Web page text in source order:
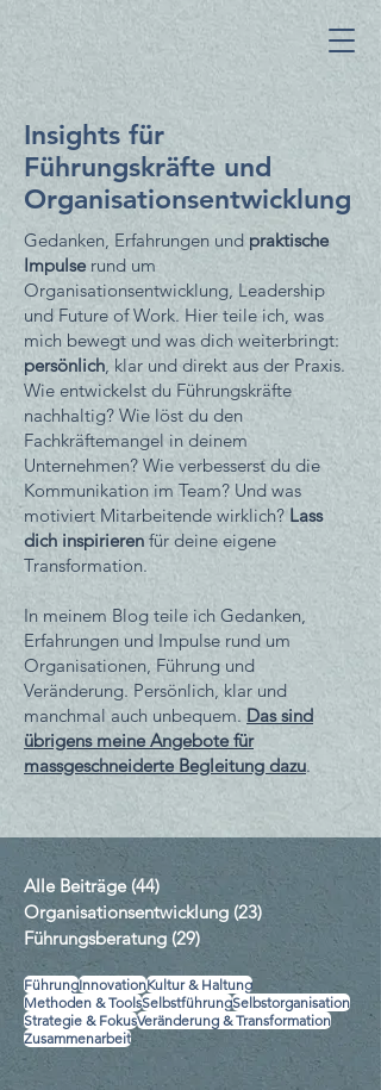
Insights für
Führungskräfte und
Organisationsentwicklung
Gedanken, Erfahrungen und praktische
Impulserund um
Organisationsentwicklung, Leadership
und Future of Work. Hier teile ich, was
mich bewegt und was dich weiterbringt:
persönlich, klar und direkt aus der Praxis.
Wie entwickelst du Führungskräfte
nachhaltig? Wie löst du den
Fachkräftemangel in deinem
Unternehmen? Wie verbesserst du die
Kommunikation im Team? Und was
motiviert Mitarbeitende wirklich?Lass
dich inspirieren für deine eigene
Transformation.
In meinem Blog teile ich Gedanken,
Erfahrungen und Impulse rund um
Organisationen, Führung und
Veränderung. Persönlich, klar und
manchmal auch unbequem. Das sind
übrigens meine Angebote für
massgeschneiderte Begleitung dazu.
Alle Beiträge (44) 44 Beiträge
Organisationsentwicklung (23) 23 Beiträge
Führungsberatung (29) 29 Beiträge
FührungInnovationKultur & Haltung
Methoden & ToolsSelbstführungSelbstorganisation
Strategie & FokusVeränderung & Transformation
Zusammenarbeit